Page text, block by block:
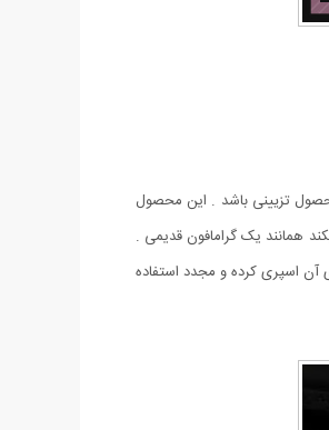
تزیینی باشد . این محصول
همانند یک گرامافون قدیمی .
اسپری کرده و مجدد استفاده